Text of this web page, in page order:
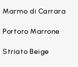
Marmo di Carrara
Portoro Marrone
Striato Beige